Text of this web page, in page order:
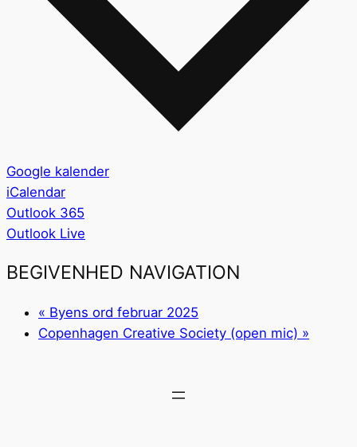
Google kalender
iCalendar
Outlook 365
Outlook Live
BEGIVENHED NAVIGATION
« Byens ord februar 2025
Copenhagen Creative Society (open mic) »